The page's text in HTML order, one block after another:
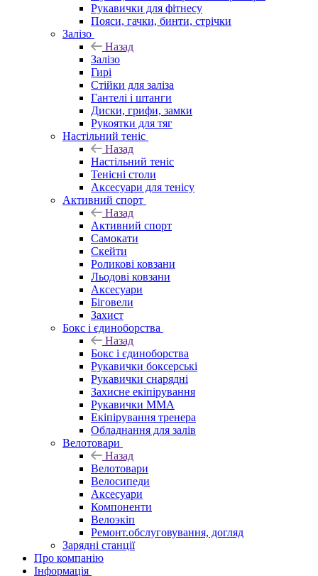
Рукавички для фітнесу
Пояси, гачки, бинти, стрічки
Залізо
Назад
Залізо
Гирі
Стійки для заліза
Гантелі і штанги
Диски, грифи, замки
Рукоятки для тяг
Настільний теніс
Назад
Настільний теніс
Тенісні столи
Аксесуари для тенісу
Активний спорт
Назад
Активний спорт
Самокати
Скейти
Роликові ковзани
Льодові ковзани
Аксесуари
Біговели
Захист
Бокс і єдиноборства
Назад
Бокс і єдиноборства
Рукавички боксерські
Рукавички снарядні
Захисне екіпірування
Рукавички ММА
Екіпірування тренера
Обладнання для залів
Велотовари
Назад
Велотовари
Велосипеди
Аксесуари
Компоненти
Велоэкіп
Ремонт.обслуговування, догляд
Зарядні станції
Про компанію
Інформація